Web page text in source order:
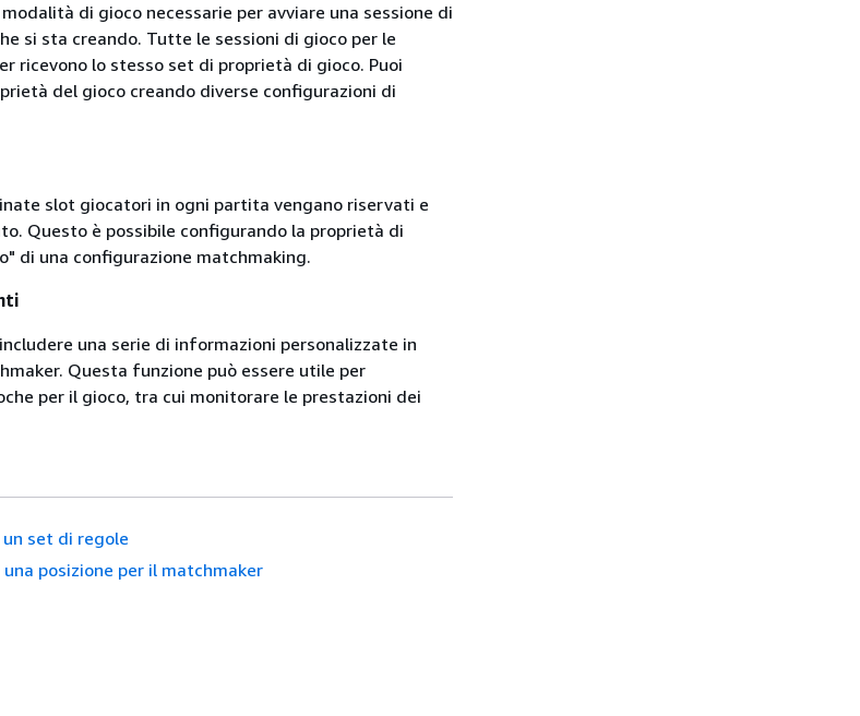
di gioco necessarie per avviare una sessione di
si sta creando. Tutte le sessioni di gioco per le
ricevono lo stesso set di proprietà di gioco. Puoi
del gioco creando diverse configurazioni di
slot giocatori in ogni partita vengano riservati e
Questo è possibile configurando la proprietà di
di una configurazione matchmaking.
una serie di informazioni personalizzate in
Questa funzione può essere utile per
per il gioco, tra cui monitorare le prestazioni dei
un set di regole
una posizione per il matchmaker